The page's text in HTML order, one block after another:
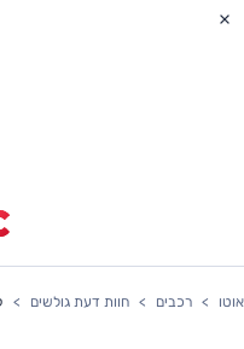
אוטו רכבים חוות דעת גולשים